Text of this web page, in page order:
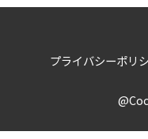
プライバシーポリ